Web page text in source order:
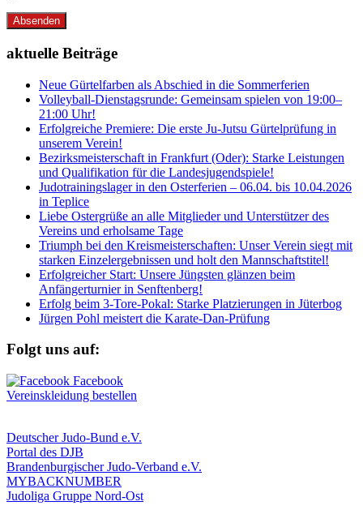
Absenden
aktuelle Beiträge
Neue Gürtelfarben als Abschied in die Sommerferien
Volleyball-Dienstagsrunde: Gemeinsam spielen von 19:00–
21:00 Uhr!
Erfolgreiche Premiere: Die erste Ju-Jutsu Gürtelprüfung in
unserem Verein!
Bezirksmeisterschaft in Frankfurt (Oder): Starke Leistungen
und Qualifikation für die Landesjugendspiele!
Judotrainingslager in den Osterferien – 06.04. bis 10.04.2026
in Teplice
Liebe Ostergrüße an alle Mitglieder und Unterstützer des
Vereins und erholsame Tage
Triumph bei den Kreismeisterschaften: Unser Verein siegt mit
starken Einzelergebnissen und holt den Mannschaftstitel!
Erfolgreicher Start: Unsere Jüngsten glänzen beim
Anfängerturnier in Senftenberg!
Erfolg beim 3-Tore-Pokal: Starke Platzierungen in Jüterbog
Jürgen Pohl meistert die Karate-Dan-Prüfung
Folgt uns auf:
Vereinskleidung bestellen
Deutscher Judo-Bund e.V.
Portal des DJB
Brandenburgischer Judo-Verband e.V.
MYBACKNUMBER
Judoliga Gruppe Nord-Ost